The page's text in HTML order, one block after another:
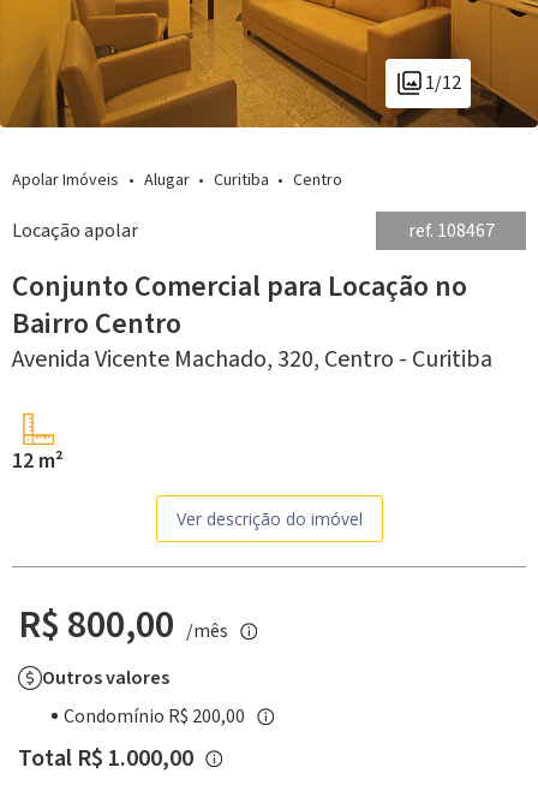
1/12
Apolar Imóveis Alugar Curitiba Centro
Locação apolar ref. 108467
Conjunto Comercial para Locação no
Bairro Centro
Avenida Vicente Machado, 320, Centro - Curitiba
12 m²
Ver descrição do imóvel
R$ 800,00 /mês
Outros valores
Condomínio R$ 200,00
Total R$ 1.000,00